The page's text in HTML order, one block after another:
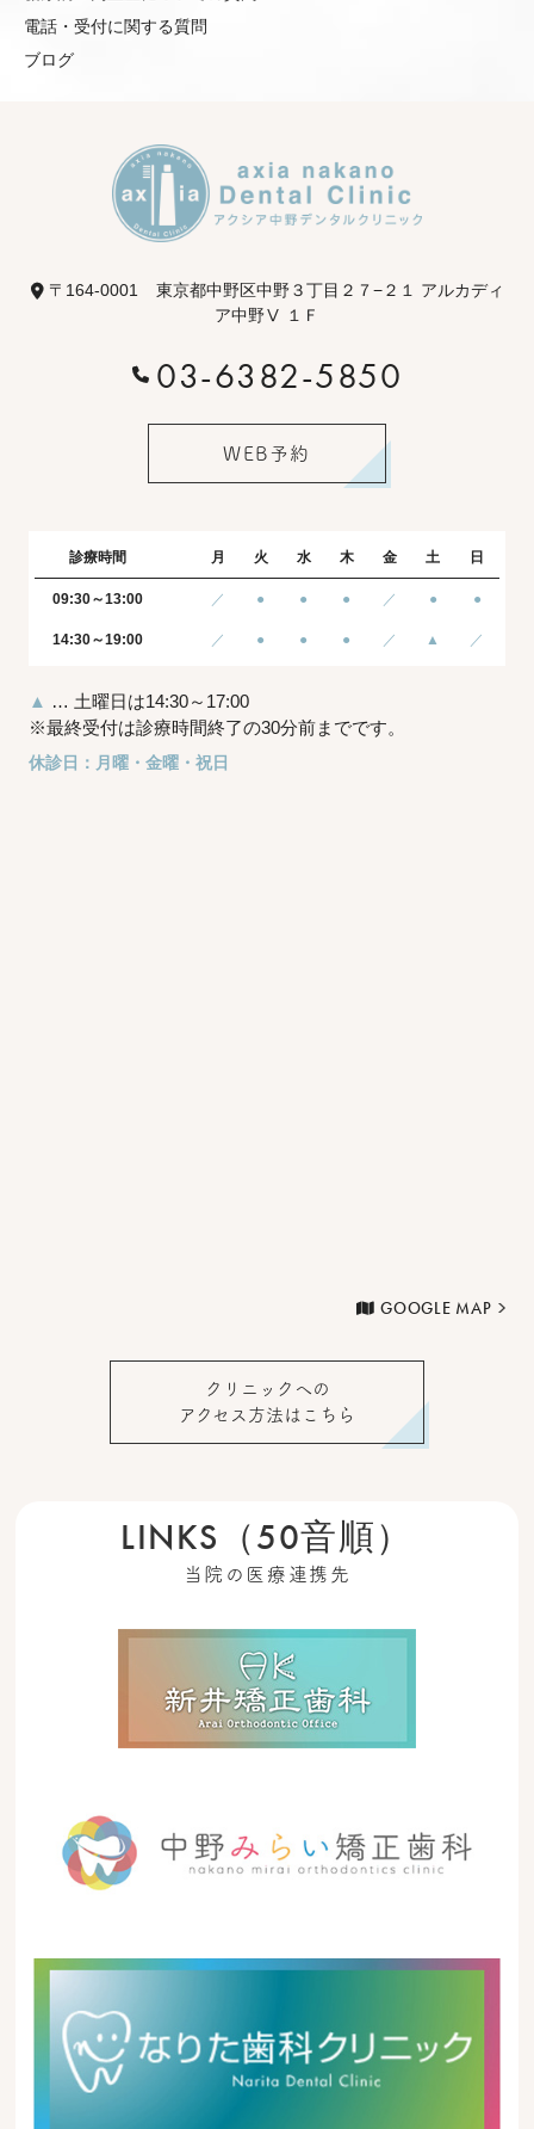
電話・受付に関する質問
ブログ
〒164-0001
東京都中野区中野３丁目２７−２１ アルカディ
ア中野Ⅴ １Ｆ
03-6382-5850
WEB予約
診療時間 月 火 水 木 金 土 日
09:30～13:00 ／ ● ● ● ／ ● ●
14:30～19:00 ／ ● ● ● ／ ▲ ／
▲ … 土曜日は14:30～17:00
※最終受付は診療時間終了の30分前までです。
休診日：月曜・金曜・祝日
GOOGLE MAP
クリニックへの
アクセス方法はこちら
LINKS（50音順）
当院の医療連携先